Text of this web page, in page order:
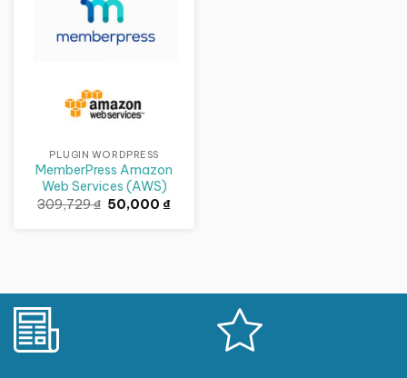
PLUGIN WORDPRESS
MemberPress Amazon
Web Services (AWS)
309,729₫ Giá
gốc
50,000₫Giá